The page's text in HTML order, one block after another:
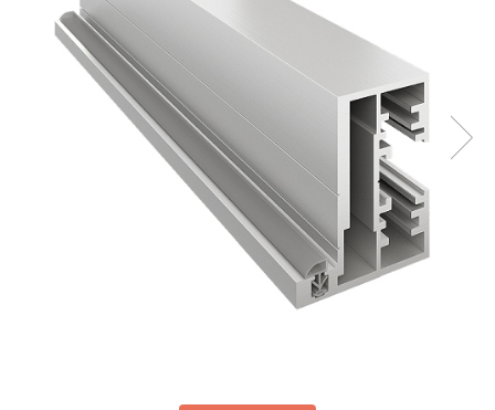
Set toc usa sticla
Set profil toc usa sticla
Profil toc usa sticla
Feronerie toc usa sticla
Set broasca + balama + maner usa
Set broasca + balama usa sticla